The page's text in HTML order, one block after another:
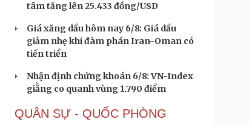
tâm tăng lên 25.433 đồng/USD
Giá xăng dầu hôm nay 6/8: Giá dầu
giảm nhẹ khi đàm phán Iran-Oman có
tiến triển
Nhận định chứng khoán 6/8: VN-Index
giằng co quanh vùng 1.790 điểm
QUÂN SỰ - QUỐC PHÒNG